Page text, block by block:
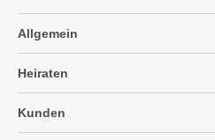
Allgemein
Heiraten
Kunden